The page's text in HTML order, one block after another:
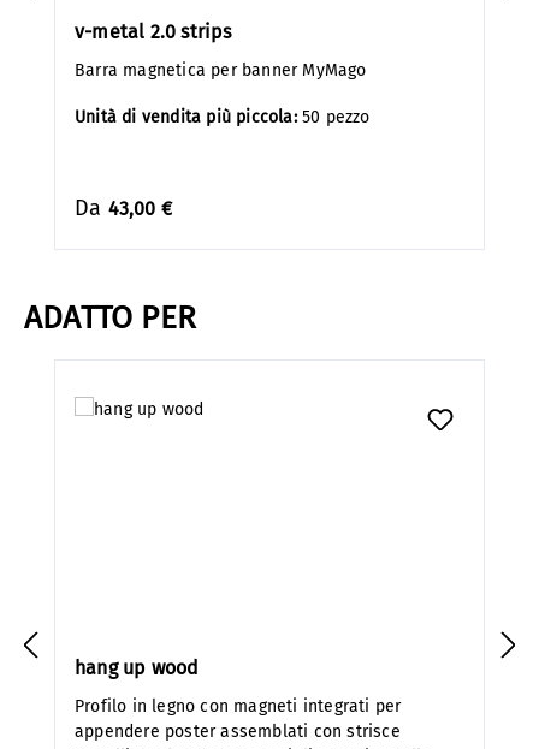
v-metal 2.0 strips
Barra magnetica per banner MyMago
Unità di vendita più piccola:50 pezzo
Da 43,00 €
ADATTO PER
hang up wood
Profilo in legno con magneti integrati per
appendere poster assemblati con strisce